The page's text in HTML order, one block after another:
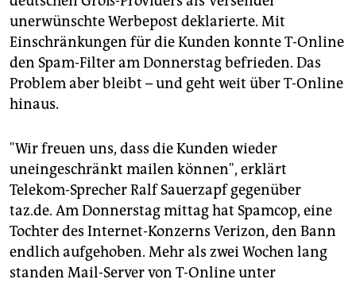
unerwünschte Werbepost deklarierte. Mit
Einschränkungen für die Kunden konnte T-Online
den Spam-Filter am Donnerstag befrieden. Das
Problem aber bleibt – und geht weit über T-Online
hinaus.
"Wir freuen uns, dass die Kunden wieder
uneingeschränkt mailen können", erklärt
Telekom-Sprecher Ralf Sauerzapf gegenüber
taz.de. Am Donnerstag mittag hat Spamcop, eine
Tochter des Internet-Konzerns Verizon, den Bann
endlich aufgehoben. Mehr als zwei Wochen lang
standen Mail-Server von T-Online unter